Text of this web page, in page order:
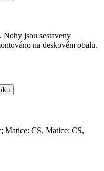
Nohy jsou sestaveny
na deskovém obalu.
Matice: CS, Matice: CS,